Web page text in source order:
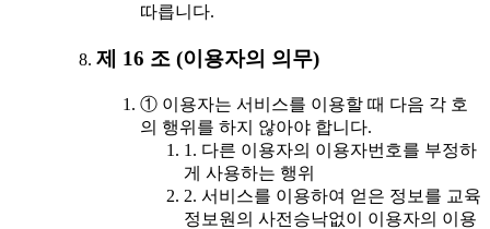
따릅니다.
제 16 조 (이용자의 의무)
① 이용자는 서비스를 이용할 때 다음 각 호
의 행위를 하지 않아야 합니다.
1. 다른 이용자의 이용자번호를 부정하
게 사용하는 행위
2. 서비스를 이용하여 얻은 정보를 교육
정보원의 사전승낙없이 이용자의 이용